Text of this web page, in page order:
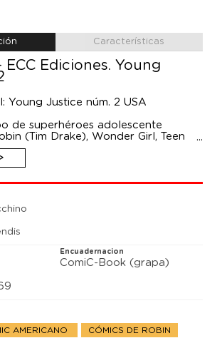
Características
ECC Ediciones. Young
Young Justice núm. 2 USA
de superhéroes adolescente
(Tim Drake), Wonder Girl, Teen
Hex acude en auxilio de Amatista,
de sus captores. Mientras,
tienen sus propios
empezar, ¡¿por qué Superboy no
su viejo amigo?!
Encuadernacion
ComiC-Book (grapa)
AMERICANO CÓMICS DE ROBIN